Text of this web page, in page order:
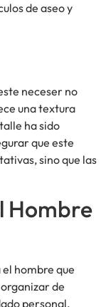
de aseo y
neceser no
una textura
ha sido
que este
sino que las
Hombre
hombre que
de
personal,